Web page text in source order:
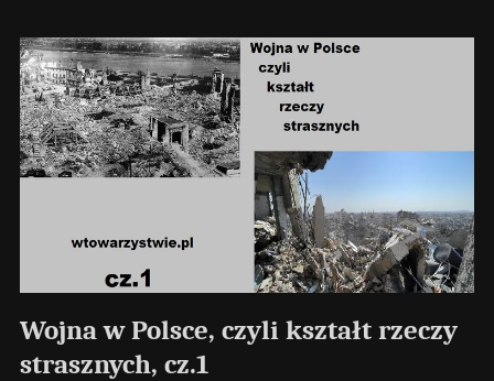
Wojna w Polsce, czyli kształt rzeczy
strasznych, cz.1